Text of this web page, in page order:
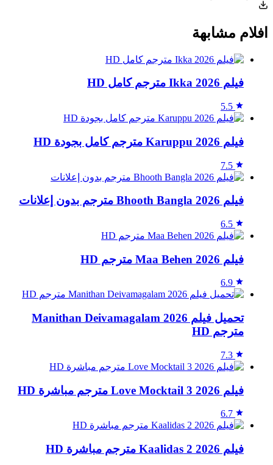
افلام مشابهة
فيلم Ikka 2026 مترجم كامل HD
5.5
فيلم Karuppu 2026 مترجم كامل بجودة HD
7.5
فيلم Bhooth Bangla 2026 مترجم بدون إعلانات
6.5
فيلم Maa Behen 2026 مترجم HD
6.9
تحميل فيلم Manithan Deivamagalam 2026
مترجم HD
7.3
فيلم Love Mocktail 3 2026 مترجم مباشرة HD
6.7
فيلم Kaalidas 2 2026 مترجم مباشرة HD